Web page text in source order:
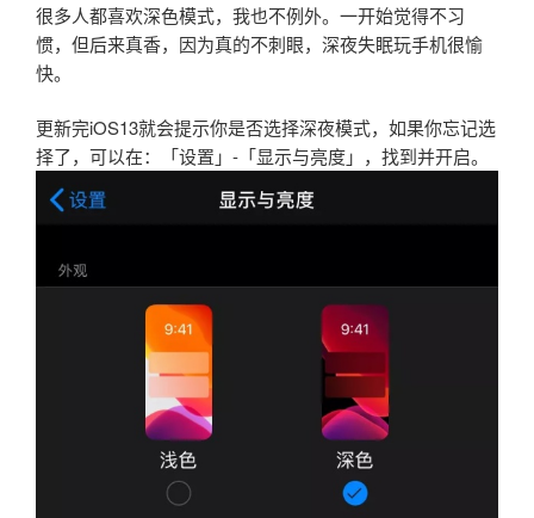
很多人都喜欢深色模式，我也不例外。一开始觉得不习
惯，但后来真香，因为真的不刺眼，深夜失眠玩手机很愉
快。
更新完iOS13就会提示你是否选择深夜模式，如果你忘记选
择了，可以在：「设置」-「显示与亮度」，找到并开启。